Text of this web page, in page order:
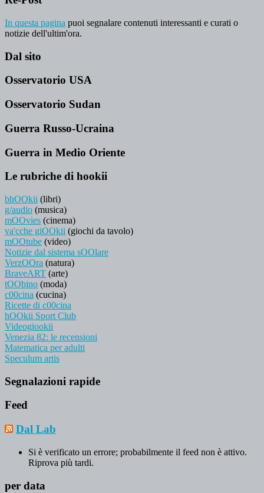
In questa pagina puoi segnalare contenuti interessanti e curati o
notizie dell'ultim'ora.
Dal sito
Osservatorio USA
Osservatorio Sudan
Guerra Russo-Ucraina
Guerra in Medio Oriente
Le rubriche di hookii
bhOOkii (libri)
g/audio (musica)
mOOvies (cinema)
va'cche giOOkii (giochi da tavolo)
mOOtube (video)
Notizie dal sistema sOOlare
VerzOOra (natura)
BraveART (arte)
tOObino (moda)
c00cina (cucina)
Ricette di c00cina
hOOkii Sport Club
Videogiookii
Venezia 82: le recensioni
Matematica per adulti
Speculum artis
Segnalazioni rapide
Feed
Dal Lab
Si è verificato un errore; probabilmente il feed non è attivo.
Riprova più tardi.
per data